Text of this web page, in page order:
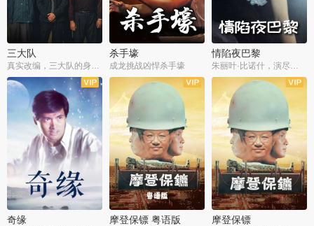
三大队 杀手壕
成龙挑战凶悍杀手壕
情陷夜巴黎
奇缘 摩登保镖 粤语版 摩登保镖